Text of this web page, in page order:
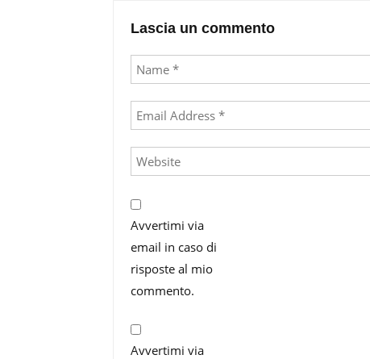
Lascia un commento
Avvertimi via
email in caso di
risposte al mio
commento.
Avvertimi via